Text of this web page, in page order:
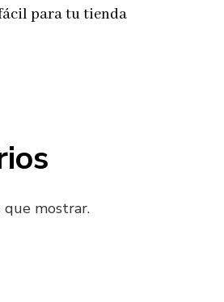
para tu tienda
que mostrar.